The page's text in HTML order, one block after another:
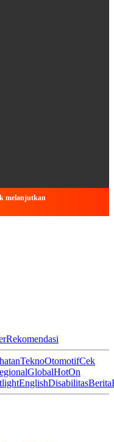
melanjutkan
Rekomendasi
TeknoOtomotifCek
GlobalHotOn
EnglishDisabilitasBerita